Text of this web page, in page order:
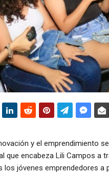
y el emprendimiento
que encabeza Lili Campos a
los jóvenes emprendedores